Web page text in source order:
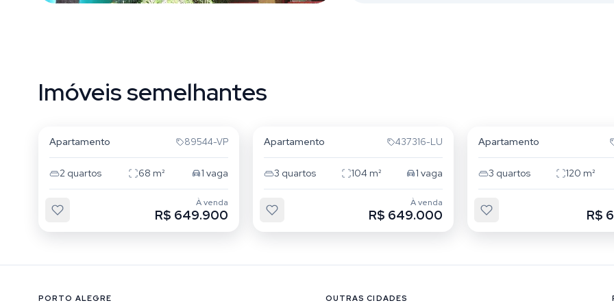
Imóveis semelhantes
Apartamento 89544-VP
2 quartos 68 m² 1 vaga
À venda
R$ 649.900
Apartamento 437316-LU
3 quartos 104 m² 1 vaga
À venda
R$ 649.000
Apartamento
3 quartos 120 m²
R$
PORTO ALEGRE OUTRAS CIDADES